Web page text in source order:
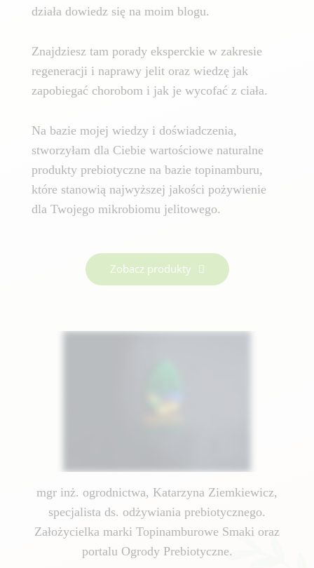
mgr inż. ogrodnictwa, Katarzyna Ziemkiewicz,
specjalista ds. odżywiania prebiotycznego.
Założycielka marki Topinamburowe Smaki oraz
portalu Ogrody Prebiotyczne.
działa dowiedz się na moim blogu.
Znajdziesz tam porady eksperckie w zakresie
regeneracji i naprawy jelit oraz wiedzę jak
zapobiegać chorobom i jak je wycofać z ciała.
Na bazie mojej wiedzy i doświadczenia,
stworzyłam dla Ciebie wartościowe naturalne
produkty prebiotyczne na bazie topinamburu,
które stanowią najwyższej jakości pożywienie
dla Twojego mikrobiomu jelitowego.
Zobacz produkty